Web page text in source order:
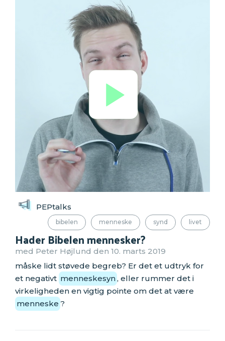
PEPtalks
bibelen menneske synd livet
Hader Bibelen mennesker?
med Peter Højlund den 10. marts 2019
måske lidt støvede begreb? Er det et udtryk for
et negativt menneskesyn, eller rummer det i
virkeligheden en vigtig pointe om det at være
menneske ?